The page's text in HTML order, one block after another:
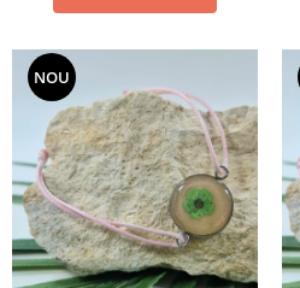
NOU